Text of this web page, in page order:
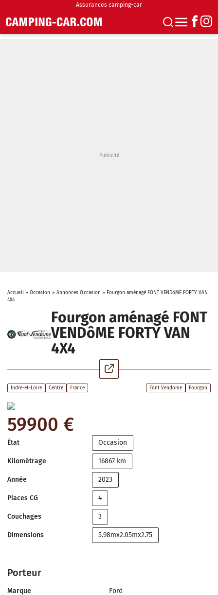
Assurances camping-car
Accueil» Occasion » Annonces Occasion » Fourgon aménagé FONT VENDôME FORTY VAN
4X4
Fourgon aménagé FONT
VENDôME FORTY VAN
4X4
Indre-et-Loire Centre France Font Vendome Fourgon
59900 €
État Occasion
Kilométrage 16867 km
Année 2023
Places CG 4
Couchages 3
Dimensions 5.98mx2.05mx2.75
Porteur
Marque
Ford